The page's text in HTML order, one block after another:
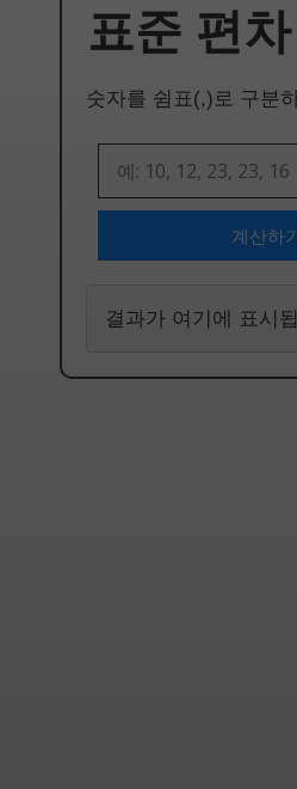
표준 편차
숫자를 쉼표(,)로 구분
계산하
결과가 여기에 표시